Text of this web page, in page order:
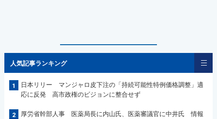
人気記事ランキング
1
日本リリー マンジャロ皮下注の「持続可能性特例価格調整」適
応に反発 高市政権のビジョンに整合せず
2
厚労省幹部人事 医薬局長に内山氏、医薬審議官に中井氏 情報